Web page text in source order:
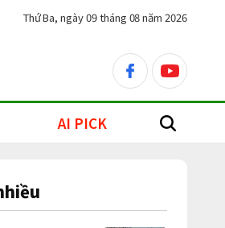
facebookyoutube
Thứ Ba, ngày 09 tháng 08 năm 2026
AI PICK search